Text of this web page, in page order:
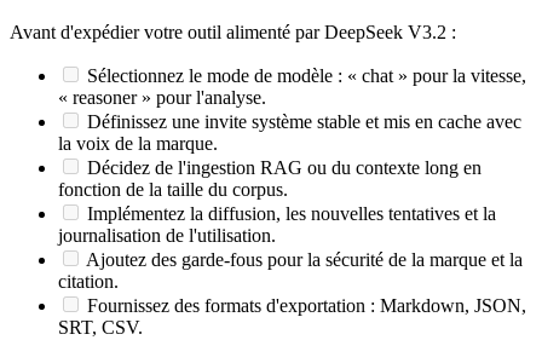
Avant d'expédier votre outil alimenté par DeepSeek V3.2 :
Sélectionnez le mode de modèle : « chat » pour la vitesse,
« reasoner » pour l'analyse.
Définissez une invite système stable et mis en cache avec
la voix de la marque.
Décidez de l'ingestion RAG ou du contexte long en
fonction de la taille du corpus.
Implémentez la diffusion, les nouvelles tentatives et la
journalisation de l'utilisation.
Ajoutez des garde-fous pour la sécurité de la marque et la
citation.
Fournissez des formats d'exportation : Markdown, JSON,
SRT, CSV.